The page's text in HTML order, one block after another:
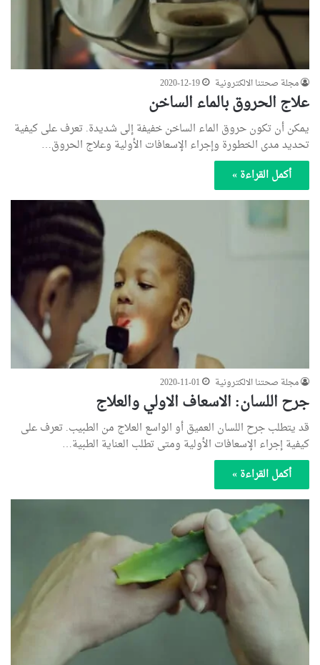
مجلة صحتنا الالكترونية 2020-12-19
علاج الحروق بالماء الساخن
يمكن أن تكون حروق الماء الساخن خفيفة إلى شديدة. تعرف على كيفية
تحديد مدى الخطورة وإجراء الإسعافات الأولية وعلاج الحروق…
أكمل القراءة »
مجلة صحتنا الالكترونية 2020-11-01
جرح اللسان: الاسعاف الاولي والعلاج
قد يتطلب جرح اللسان العميق أو الواسع العلاج من الطبيب. تعرف على
كيفية إجراء الإسعافات الأولية ومتى تطلب العناية الطبية…
أكمل القراءة »